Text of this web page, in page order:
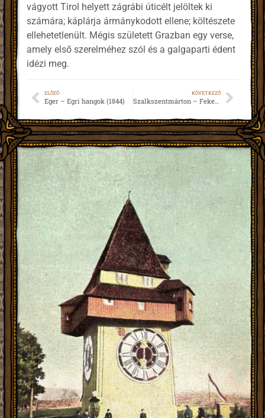
vágyott Tirol helyett zágrábi úticélt jelöltek ki
számára; káplárja ármánykodott ellene; költészete
ellehetetlenült. Mégis született Grazban egy verse,
amely első szerelméhez szól és a galgaparti édent
idézi meg.
ELŐZŐ
Eger – Egri hangok (1844)
KÖVETKEZŐ
Szalkszentmárton – Fekete kenyér (1845)